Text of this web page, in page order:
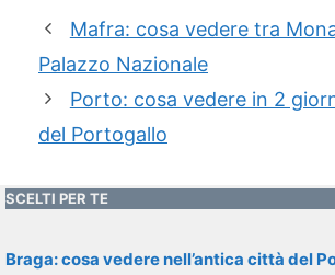
Mafra: cosa vedere tra
Palazzo Nazionale
Porto: cosa vedere in 2
del Portogallo
SCELTI PER TE
Braga: cosa vedere nell’antica città del